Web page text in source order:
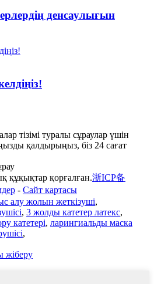
денсаулығын
тізімі туралы сұраулар үшін
қалдырыңыз, біз 24 сағат
құқықтар қорғалған.浙ICP备
- Сайт картасы
алу жолын жеткізуші,
, 3 жолды катетер латекс,
катетері, ларингиальды маска
,
жіберу